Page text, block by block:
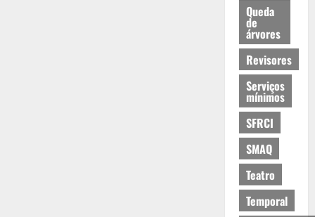
Queda
de
árvores
Revisores
Serviços
mínimos
SFRCI
SMAQ
Teatro
Temporal